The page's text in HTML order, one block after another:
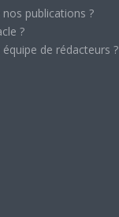
publications ?
?
de rédacteurs ?